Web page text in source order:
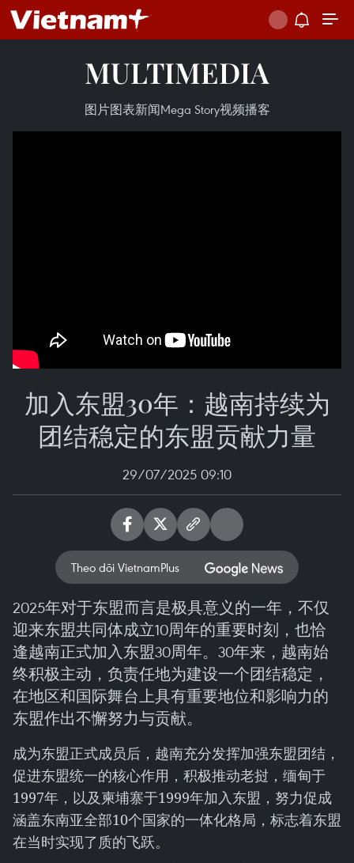
MULTIMEDIA
图片图表新闻Mega Story视频播客
加入东盟30年：越南持续为
团结稳定的东盟贡献力量
29/07/2025 09:10
Theo dõi VietnamPlus
2025年对于东盟而言是极具意义的一年，不仅
迎来东盟共同体成立10周年的重要时刻，也恰
逢越南正式加入东盟30周年。30年来，越南始
终积极主动，负责任地为建设一个团结稳定，
在地区和国际舞台上具有重要地位和影响力的
东盟作出不懈努力与贡献。
成为东盟正式成员后，越南充分发挥加强东盟团结，
促进东盟统一的核心作用，积极推动老挝，缅甸于
1997年，以及柬埔寨于1999年加入东盟，努力促成
涵盖东南亚全部10个国家的一体化格局，标志着东盟
在当时实现了质的飞跃。